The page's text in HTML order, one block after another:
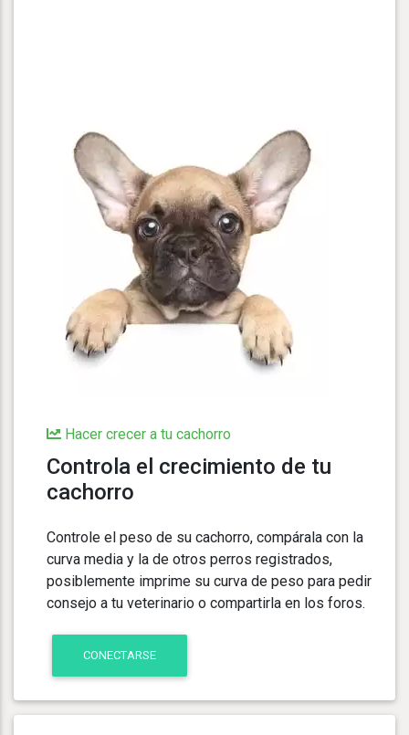
Hacer crecer a tu cachorro
Controla el crecimiento de tu
cachorro
Controle el peso de su cachorro, compárala con la
curva media y la de otros perros registrados,
posiblemente imprime su curva de peso para pedir
consejo a tu veterinario o compartirla en los foros.
CONECTARSE